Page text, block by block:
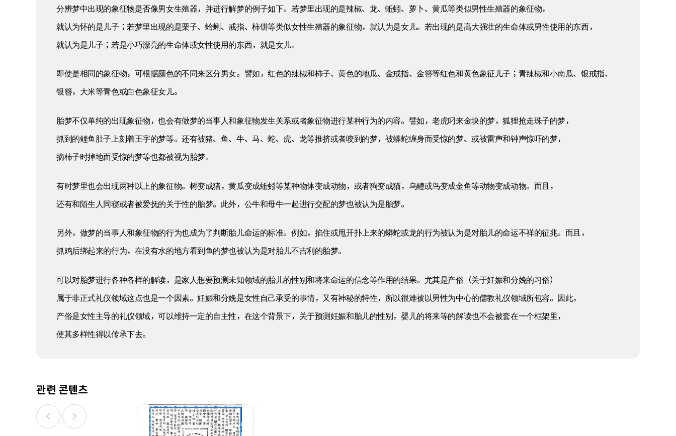
分辨梦中出现的象征物是否像男女生殖器，并进行解梦的例子如下。若梦里出现的是辣椒、龙、蚯蚓、萝卜、黄瓜等类似男性生殖器的象征物，
就认为怀的是儿子；若梦里出现的是栗子、蛤蜊、戒指、柿饼等类似女性生殖器的象征物，就认为是女儿。若出现的是高大强壮的生命体或男性使用的东西，
就认为是儿子；若是小巧漂亮的生命体或女性使用的东西，就是女儿。
即使是相同的象征物，可根据颜色的不同来区分男女。譬如，红色的辣椒和柿子、黄色的地瓜、金戒指、金簪等红色和黄色象征儿子；青辣椒和小南瓜、银戒指、
银簪，大米等青色或白色象征女儿。
胎梦不仅单纯的出现象征物，也会有做梦的当事人和象征物发生关系或者象征物进行某种行为的内容。譬如，老虎叼来金块的梦，狐狸抢走珠子的梦，
抓到的鲤鱼肚子上刻着王字的梦等。还有被猪、鱼、牛、马、蛇、虎、龙等推挤或者咬到的梦，被蟒蛇缠身而受惊的梦、或被雷声和钟声惊吓的梦，
摘柿子时掉地而受惊的梦等也都被视为胎梦。
有时梦里也会出现两种以上的象征物。树变成猪，黄瓜变成蚯蚓等某种物体变成动物，或者狗变成猫，乌鳢或鸟变成金鱼等动物变成动物。而且，
还有和陌生人同寝或者被爱抚的关于性的胎梦。此外，公牛和母牛一起进行交配的梦也被认为是胎梦。
另外，做梦的当事人和象征物的行为也成为了判断胎儿命运的标准。例如，掐住或甩开扑上来的蟒蛇或龙的行为被认为是对胎儿的命运不祥的征兆。而且，
抓鸡后绑起来的行为，在没有水的地方看到鱼的梦也被认为是对胎儿不吉利的胎梦。
可以对胎梦进行各种各样的解读，是家人想要预测未知领域的胎儿的性别和将来命运的信念等作用的结果。尤其是产俗（关于妊娠和分娩的习俗）
属于非正式礼仪领域这点也是一个因素。妊娠和分娩是女性自己承受的事情，又有神秘的特性，所以很难被以男性为中心的儒教礼仪领域所包容。因此，
产俗是女性主导的礼仪领域，可以维持一定的自主性，在这个背景下，关于预测妊娠和胎儿的性别，婴儿的将来等的解读也不会被套在一个框架里，
使其多样性得以传承下去。
관련 콘텐츠